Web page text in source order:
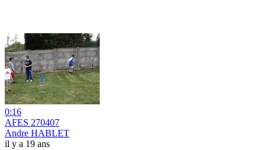
0:16
AFES 270407
Andre HABLET
il y a 19 ans